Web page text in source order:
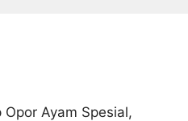
Ayam Spesial,